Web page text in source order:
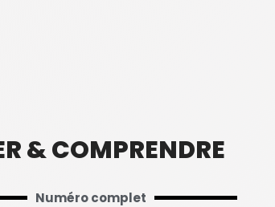
& COMPRENDRE
Numéro complet